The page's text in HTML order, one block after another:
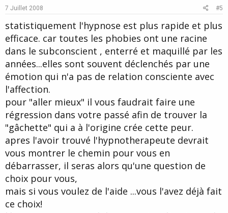
e
7 Juillet 2008 #5
statistiquement l'hypnose est plus rapide et plus
efficace. car toutes les phobies ont une racine
dans le subconscient , enterré et maquillé par les
années...elles sont souvent déclenchés par une
émotion qui n'a pas de relation consciente avec
l'affection.
pour "aller mieux" il vous faudrait faire une
régression dans votre passé afin de trouver la
"gâchette" qui a à l'origine crée cette peur.
apres l'avoir trouvé l'hypnotherapeute devrait
vous montrer le chemin pour vous en
débarrasser, il seras alors qu'une question de
choix pour vous,
mais si vous voulez de l'aide ...vous l'avez déjà fait
ce choix!